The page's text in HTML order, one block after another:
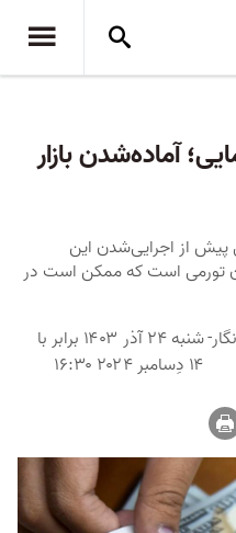
آماده‌شدن بازار
پیش از اجرایی‌شدن این
تورمی است که ممکن است در
شنبه ۲۴ آذر ۱۴۰۳ برابر با
۱۴ دِسامبر ۲۰۲۴ ۱۶:۳۰